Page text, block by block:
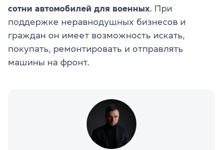
сотни автомобилей для военных. При
поддержке неравнодушных бизнесов и
граждан он имеет возможность искать,
покупать, ремонтировать и отправлять
машины на фронт.